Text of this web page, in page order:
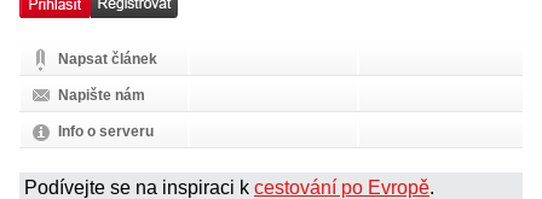
Napsat článek
Napište nám
Info o serveru
Podívejte se na inspiraci k cestování po Evropě.